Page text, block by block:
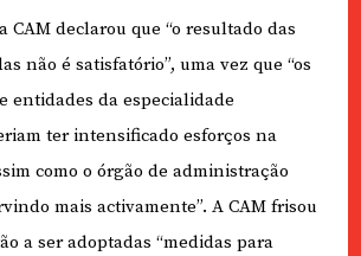
CAM declarou que “o resultado das
não é satisfatório”, uma vez que “os
entidades da especialidade
ter intensificado esforços na
como o órgão de administração
mais activamente”. A CAM frisou
a ser adoptadas “medidas para